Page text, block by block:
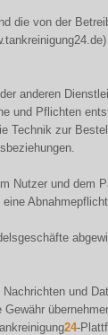
die von der
anderen
und Pflichten
Technik zur
Nutzer und dem
und
24-